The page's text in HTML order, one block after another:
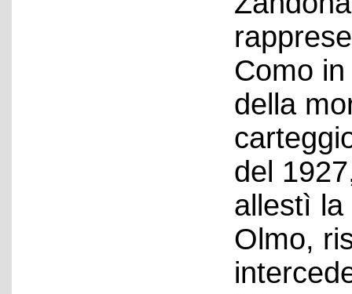
Como
della
del
allestì la
Olmo,